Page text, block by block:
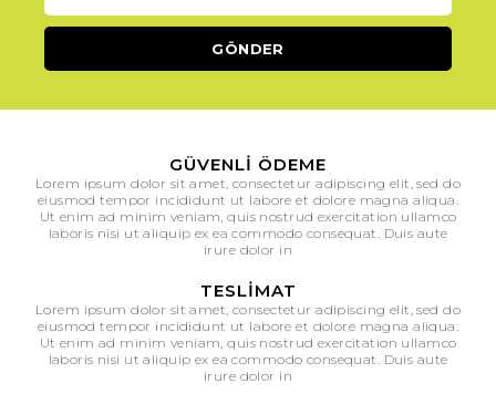
GÜVENLI ÖDEME
Lorem ipsum dolor sit amet, consectetur adipiscing elit, sed do
eiusmod tempor incididunt ut labore et dolore magna aliqua.
Ut enim ad minim veniam, quis nostrud exercitation ullamco
laboris nisi ut aliquip ex ea commodo consequat. Duis aute
irure dolor in
TESLIMAT
Lorem ipsum dolor sit amet, consectetur adipiscing elit, sed do
eiusmod tempor incididunt ut labore et dolore magna aliqua.
Ut enim ad minim veniam, quis nostrud exercitation ullamco
laboris nisi ut aliquip ex ea commodo consequat. Duis aute
irure dolor in